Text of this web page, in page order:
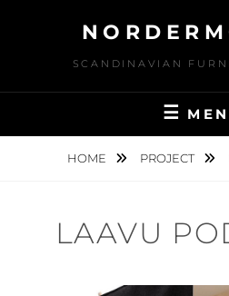
SCANDINAVIAN
HOME PROJECT
LAAVU